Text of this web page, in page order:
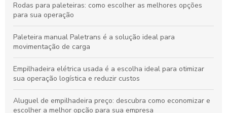
Rodas para paleteiras: como escolher as melhores opções
para sua operação
Paleteira manual Paletrans é a solução ideal para
movimentação de carga
Empilhadeira elétrica usada é a escolha ideal para otimizar
sua operação logística e reduzir custos
Aluguel de empilhadeira preço: descubra como economizar e
escolher a melhor opção para sua empresa